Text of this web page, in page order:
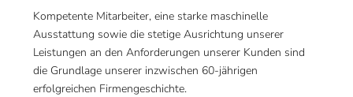
Kompetente Mitarbeiter, eine starke maschinelle
Ausstattung sowie die stetige Ausrichtung unserer
Leistungen an den Anforderungen unserer Kunden sind
die Grundlage unserer inzwischen 60-jährigen
erfolgreichen Firmengeschichte.